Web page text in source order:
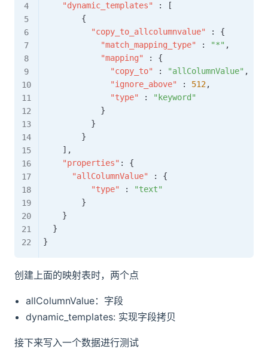
"dynamic_templates"
:
[
{
"copy_to_allcolumnvalue"
:
{
"match_mapping_type"
: "*" ,
"mapping"
:
{
"copy_to"
: "allColumnValue" ,
"ignore_above"
: 512,
"type"
:
"keyword"
}
}
}
] ,
"properties" :
{
"allColumnValue"
:
{
"type"
:
"text"
}
}
}
}
创建上面的映射表时，两个点
allColumnValue：字段
dynamic_templates: 实现字段拷贝
接下来写入一个数据进行测试